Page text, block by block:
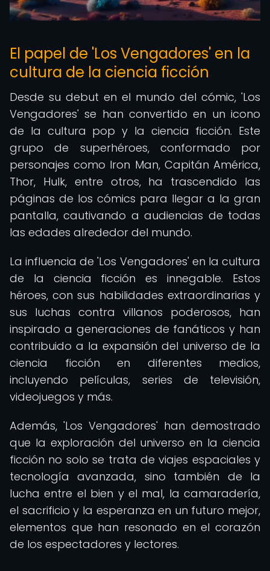
El papel de 'Los Vengadores' en la
cultura de la ciencia ficción
Desde su debut en el mundo del cómic, 'Los
Vengadores' se han convertido en un icono
de la cultura pop y la ciencia ficción. Este
grupo de superhéroes, conformado por
personajes como Iron Man, Capitán América,
Thor, Hulk, entre otros, ha trascendido las
páginas de los cómics para llegar a la gran
pantalla, cautivando a audiencias de todas
las edades alrededor del mundo.
La influencia de 'Los Vengadores' en la cultura
de la ciencia ficción es innegable. Estos
héroes, con sus habilidades extraordinarias y
sus luchas contra villanos poderosos, han
inspirado a generaciones de fanáticos y han
contribuido a la expansión del universo de la
ciencia ficción en diferentes medios,
incluyendo películas, series de televisión,
videojuegos y más.
Además, 'Los Vengadores' han demostrado
que la exploración del universo en la ciencia
ficción no solo se trata de viajes espaciales y
tecnología avanzada, sino también de la
lucha entre el bien y el mal, la camaradería,
el sacrificio y la esperanza en un futuro mejor,
elementos que han resonado en el corazón
de los espectadores y lectores.